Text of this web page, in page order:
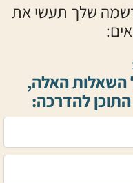
שלך תעשי את
התוכן להדרכה: